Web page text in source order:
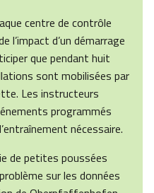
centre de contrôle
l’impact d’un démarrage
que pendant huit
sont mobilisées par
Les instructeurs
programmés
nécessaire.
de petites poussées
sur les données